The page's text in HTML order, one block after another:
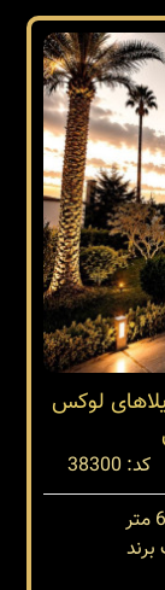
لوکس
کد: 38300